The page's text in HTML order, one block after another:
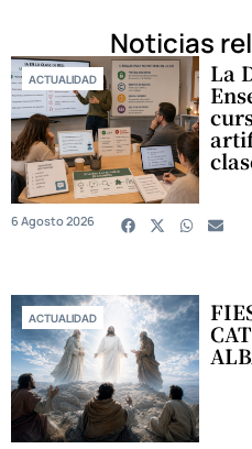
Noticias
ACTUALIDAD La
6 Agosto 2026
ACTUALIDAD